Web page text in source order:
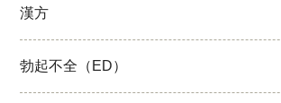
漢方
勃起不全（ED）